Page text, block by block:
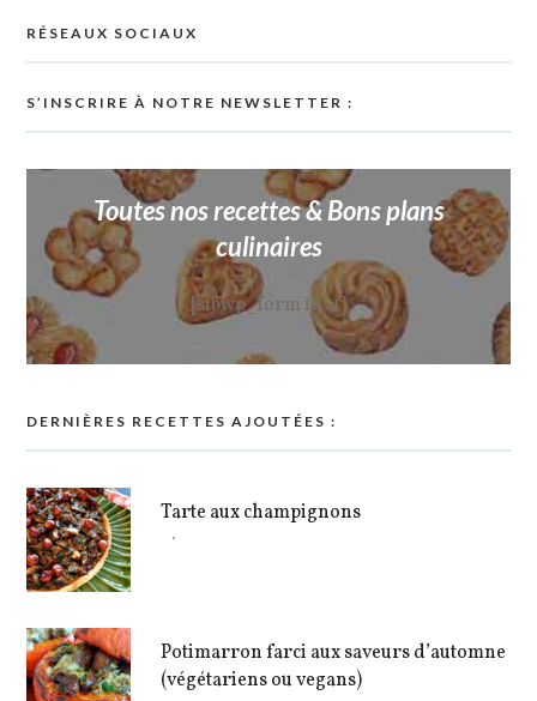
RÉSEAUX SOCIAUX
S’INSCRIRE À NOTRE NEWSLETTER :
Toutes nos recettes & Bons plans
culinaires
[sibwp_form id=1]
DERNIÈRES RECETTES AJOUTÉES :
Tarte aux champignons
Potimarron farci aux saveurs d’automne
(végétariens ou vegans)